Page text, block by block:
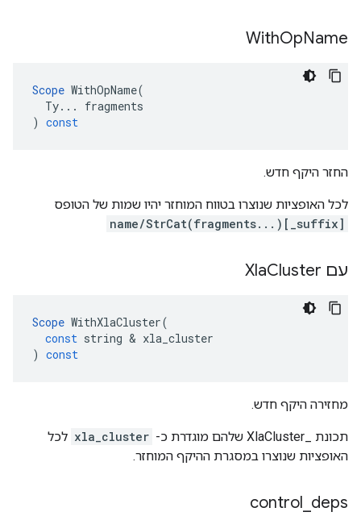
WithOpName
Scope WithOpName(
Ty...
fragments
) const
החזר היקף חדש.
לכל האופציות שנוצרו בטווח המוחזר יהיו שמות של הטופס
name/StrCat(fragments...)[_suffix]
עם Xla Cluster
Scope WithXlaCluster(
const string & xla_cluster
) const
מחזירה היקף חדש.
תכונת _XlaCluster שלהם מוגדרת כ- xla_cluster לכל
האופציות שנוצרו במסגרת ההיקף המוחזר.
control deps